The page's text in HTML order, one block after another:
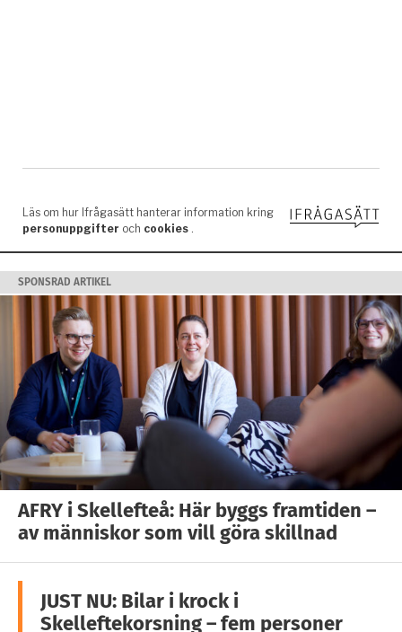
SPONSRAD ARTIKEL
AFRY i Skellefteå: Här byggs framtiden –
av människor som vill göra skillnad
JUST NU: Bilar i krock i
Skelleftekorsning – fem personer